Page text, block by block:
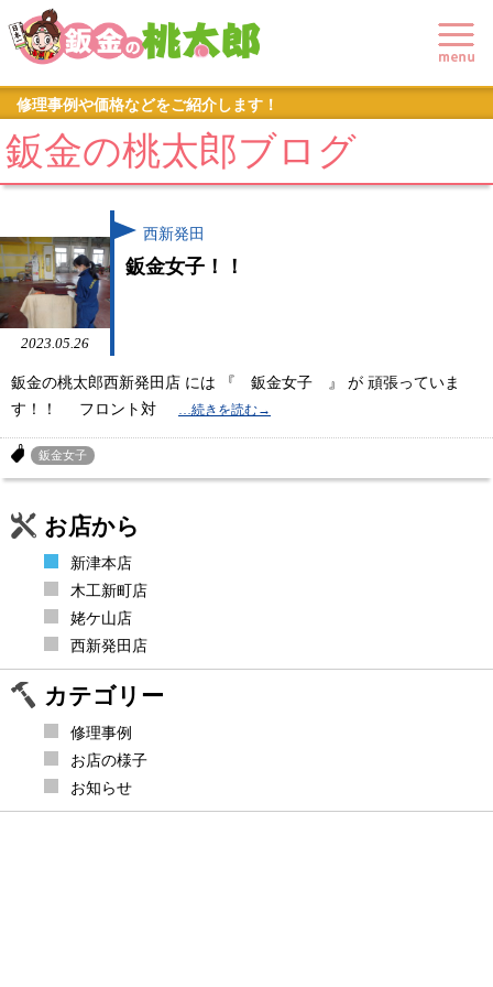
修理事例や価格などをご紹介します！
鈑金の桃太郎ブログ
2023.05.26
西新発田
鈑金女子！！
鈑金の桃太郎西新発田店 には 『 鈑金女子 』 が 頑張っていま
す！！ フロント対
鈑金女子
お店から
新津本店
木工新町店
姥ケ山店
西新発田店
カテゴリー
修理事例
お店の様子
お知らせ